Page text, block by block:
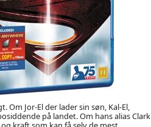
Jor-El der lader sin søn, Kal-El,
på landet. Om hans alias Clark